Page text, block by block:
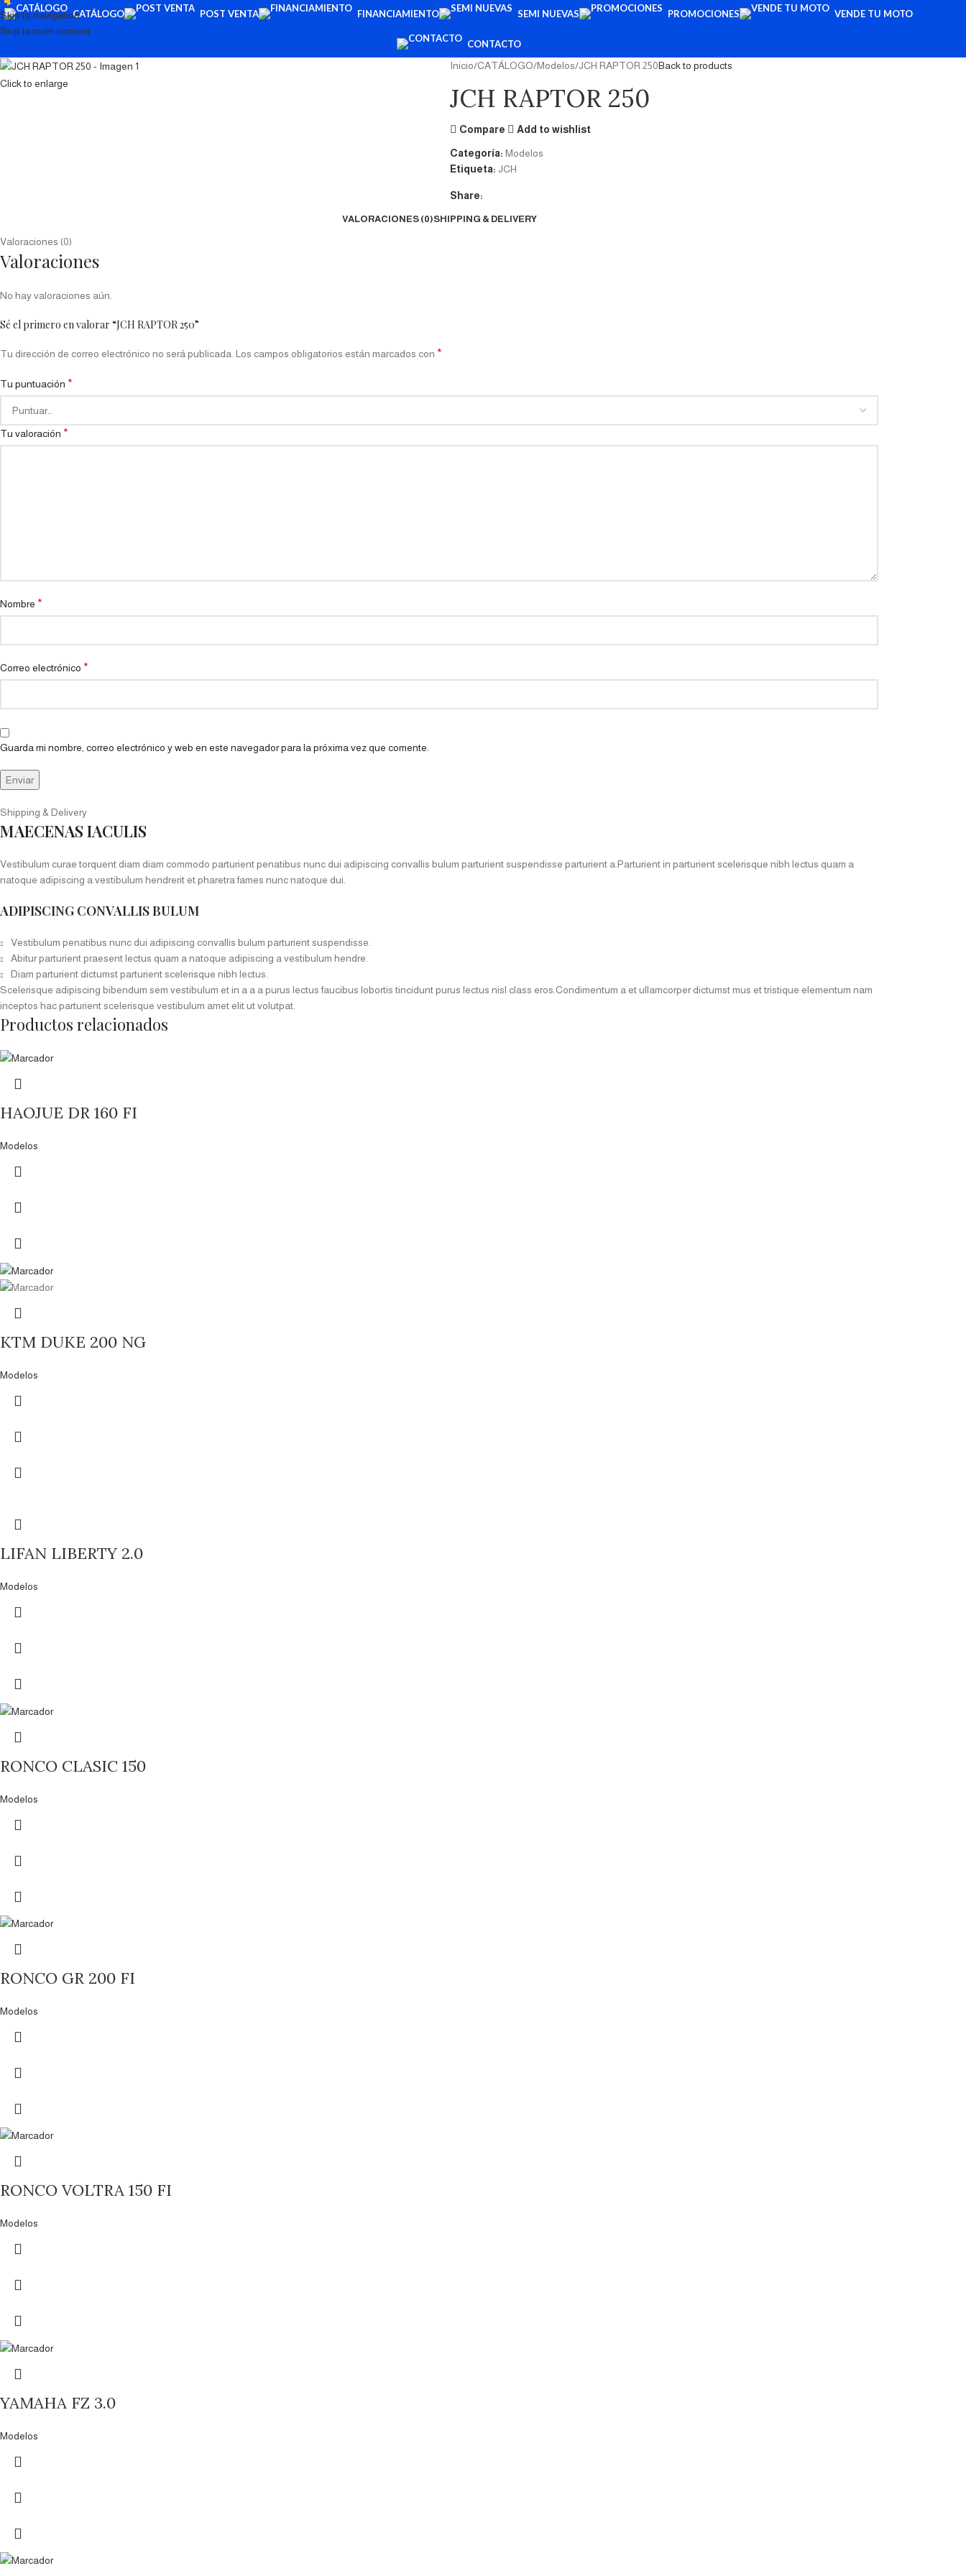
Skip to navigation
Skip to main content
CATÁLOGO POST VENTA FINANCIAMIENTO SEMI NUEVAS PROMOCIONES VENDE TU MOTO
CONTACTO
Click to enlarge
Inicio CATÁLOGO Modelos JCH RAPTOR 250Back to products
JCH RAPTOR 250
Compare Add to wishlist
Categoría: Modelos
Etiqueta: JCH
Share:
VALORACIONES (0)SHIPPING & DELIVERY
Valoraciones (0)
Valoraciones
No hay valoraciones aún.
Sé el primero en valorar “JCH RAPTOR 250”
Tu dirección de correo electrónico no será publicada. Los campos obligatorios están marcados con *
Tu puntuación *
Tu valoración *
Nombre *
Correo electrónico *
Guarda mi nombre, correo electrónico y web en este navegador para la próxima vez que comente.
Shipping & Delivery
MAECENAS IACULIS
Vestibulum curae torquent diam diam commodo parturient penatibus nunc dui adipiscing convallis bulum parturient suspendisse parturient a.Parturient in parturient scelerisque nibh lectus quam a
natoque adipiscing a vestibulum hendrerit et pharetra fames nunc natoque dui.
ADIPISCING CONVALLIS BULUM
Vestibulum penatibus nunc dui adipiscing convallis bulum parturient suspendisse.
Abitur parturient praesent lectus quam a natoque adipiscing a vestibulum hendre.
Diam parturient dictumst parturient scelerisque nibh lectus.
Scelerisque adipiscing bibendum sem vestibulum et in a a a purus lectus faucibus lobortis tincidunt purus lectus nisl class eros.Condimentum a et ullamcorper dictumst mus et tristique elementum nam
inceptos hac parturient scelerisque vestibulum amet elit ut volutpat.
Productos relacionados
HAOJUE DR 160 FI
Modelos
KTM DUKE 200 NG
Modelos
LIFAN LIBERTY 2.0
Modelos
RONCO CLASIC 150
Modelos
RONCO GR 200 FI
Modelos
RONCO VOLTRA 150 FI
Modelos
YAMAHA FZ 3.0
Modelos